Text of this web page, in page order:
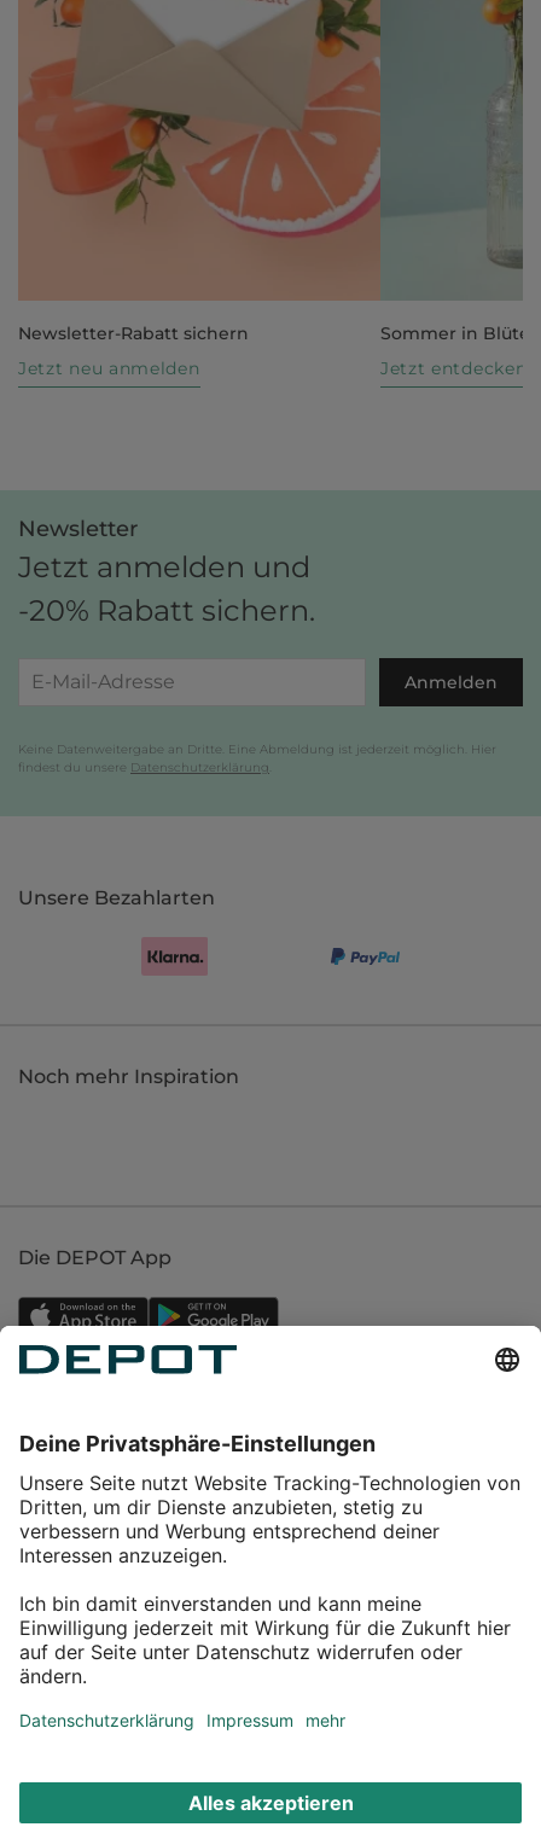
Newsletter-Rabatt sichern
Jetzt neu anmelden
Sommer in Blüte
Jetzt entdecken
Newsletter
Jetzt anmelden und
-20% Rabatt sichern.
Anmelden
Keine Datenweitergabe an Dritte. Eine Abmeldung ist jederzeit möglich. Hier
findest du unsere Datenschutzerklärung
Unsere Bezahlarten
Noch mehr Inspiration
Die DEPOT App
Service
Über DEPOT
Kontakt